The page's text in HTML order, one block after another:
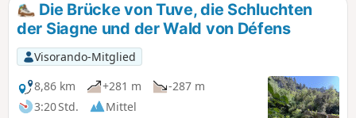
offenbar nicht möglich, die Wanderung
am Ausgangspunkt zu beginnen und
Punkt 2 zu erreichen: Privatweg mit
Schildern und Zaun. Wanderung muss
noch überprüft werden.
Die Brücke von Tuve, die Schluchten
der Siagne und der Wald von Défens
Visorando-Mitglied
8,86 km
+281 m
-287 m
3:20 Std.
Mittel